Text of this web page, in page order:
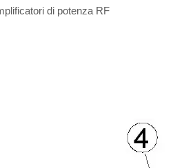
di potenza RF